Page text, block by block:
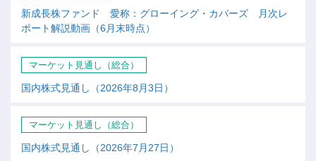
新成長株ファンド 愛称：グローイング・カバーズ 月次レ
ポート解説動画（6月末時点）
マーケット見通し（総合）
国内株式見通し（2026年8月3日）
マーケット見通し（総合）
国内株式見通し（2026年7月27日）